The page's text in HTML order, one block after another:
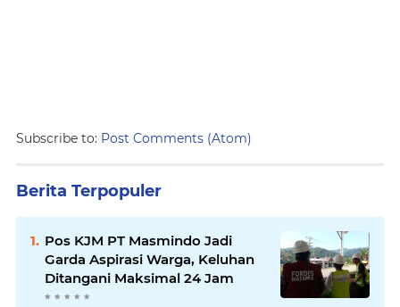
Subscribe to: Post Comments (Atom)
Berita Terpopuler
Pos KJM PT Masmindo Jadi
Garda Aspirasi Warga, Keluhan
Ditangani Maksimal 24 Jam